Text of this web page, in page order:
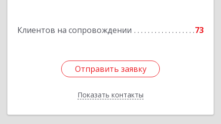
Клиентов на сопровождении 73
Отправить заявку
Показать контакты
Отправить заявку
Назад